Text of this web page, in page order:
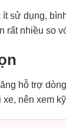
ít sử dụng,
rất nhiều so
hỗ trợ
nên xem